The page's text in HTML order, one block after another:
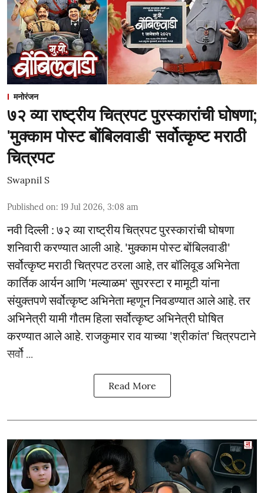
मनोरंजन
७२ व्या राष्ट्रीय चित्रपट पुरस्कारांची घोषणा;
'मुक्काम पोस्ट बोंबिलवाडी' सर्वोत्कृष्ट मराठी
चित्रपट
Swapnil S
Published on: 19 Jul 2026, 3:08 am
नवी दिल्ली : ७२ व्या राष्ट्रीय चित्रपट पुरस्कारांची घोषणा
शनिवारी करण्यात आली आहे. 'मुक्काम पोस्ट बोंबिलवाडी'
सर्वोत्कृष्ट मराठी चित्रपट ठरला आहे, तर बॉलिवूड अभिनेता
कार्तिक आर्यन आणि 'मल्याळम' सुपरस्टा र मामूटी यांना
संयुक्तपणे सर्वोत्कृष्ट अभिनेता म्हणून निवडण्यात आले आहे. तर
अभिनेत्री यामी गौतम हिला सर्वोत्कृष्ट अभिनेत्री घोषित
करण्यात आले आहे. राजकुमार राव याच्या 'श्रीकांत' चित्रपटाने
सर्वो ...
Read More